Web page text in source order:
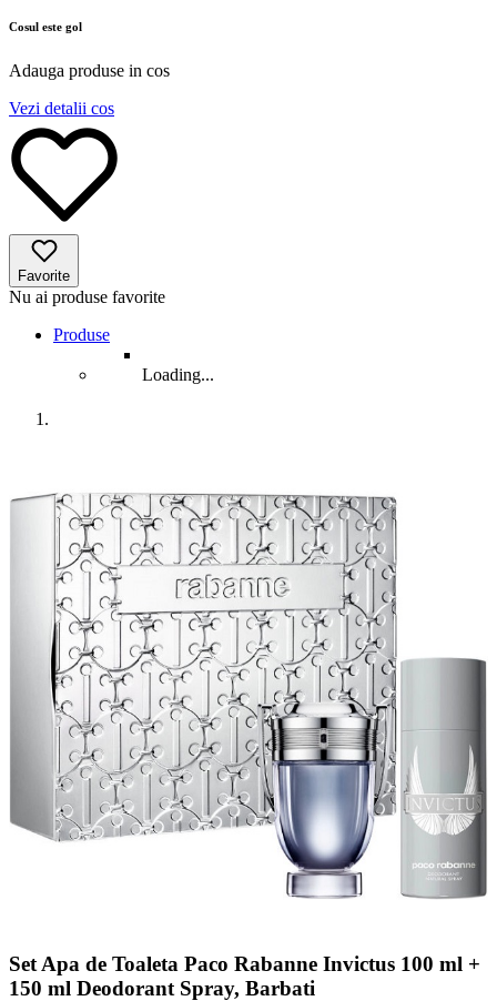
Cosul este gol
Adauga produse in cos
Vezi detalii cos
Favorite
Nu ai produse favorite
Produse
Loading...
Set Apa de Toaleta Paco Rabanne Invictus 100 ml +
150 ml Deodorant Spray, Barbati